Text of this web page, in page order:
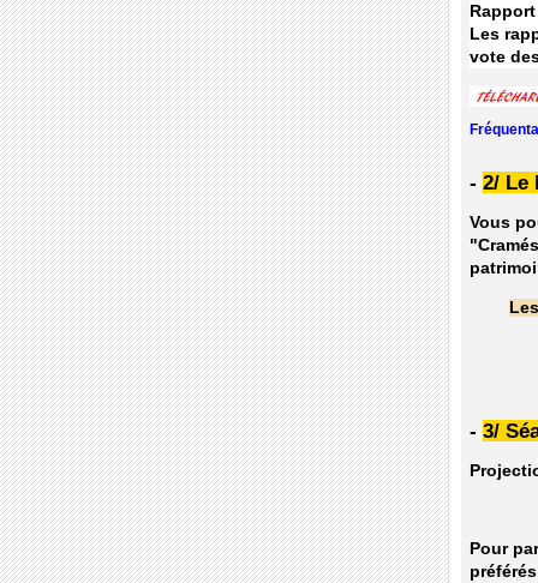
Les
vote
- 2/ Le
Vous
- 3/
Pour